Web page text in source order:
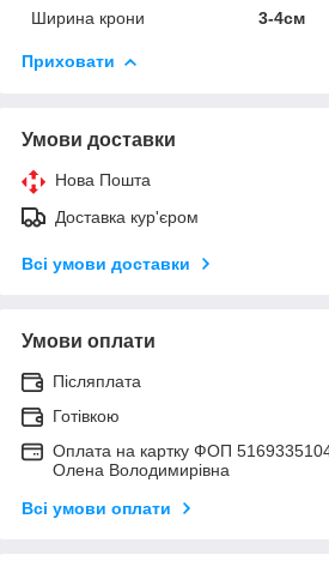
Ширина крони
3-4см
Приховати
Умови доставки
Нова Пошта
Доставка кур'єром
Всі умови доставки
Умови оплати
Післяплата
Готівкою
Оплата на картку ФОП
Олена Володимирівна
Всі умови оплати